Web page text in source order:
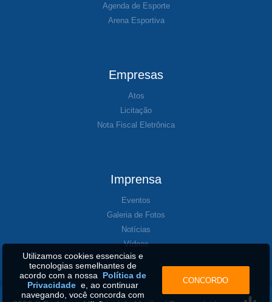
Agenda de Esporte
Arena Esportiva
Empresas
Atos
Licitação
Nota Fiscal Eletrônica
Imprensa
Eventos
Galeria de Fotos
Notícias
Vídeos
Utilizamos cookies essenciais e
tecnologias semelhantes de
acordo com a nossa Política de
Privacidadee, ao continuar
navegando, você concorda com
CONCORDO